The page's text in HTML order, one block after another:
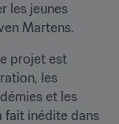
les jeunes
Martens.
projet est
les
et les
fait inédite dans